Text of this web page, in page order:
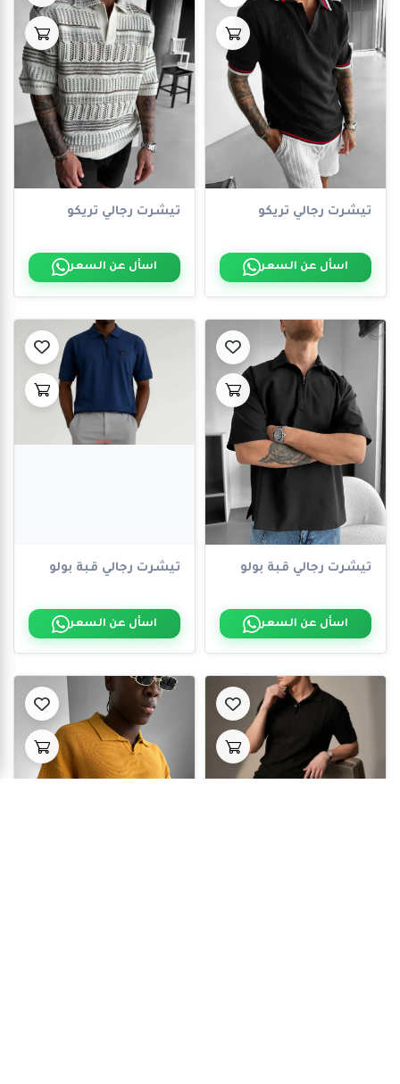
تيشرت رجالي تريكو
اسأل عن السعر
تيشرت رجالي تريكو
اسأل عن السعر
تيشرت رجالي قبة بولو
اسأل عن السعر
تيشرت رجالي قبة بولو
اسأل عن السعر